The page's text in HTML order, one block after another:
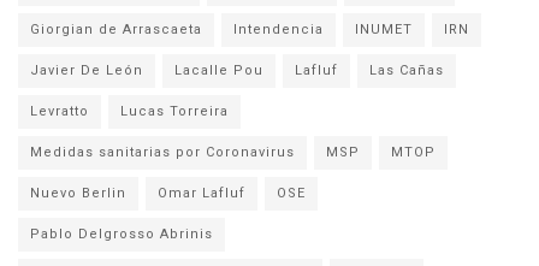
Giorgian de Arrascaeta Intendencia INUMET IRN
Javier De León Lacalle Pou Lafluf Las Cañas
Levratto Lucas Torreira
Medidas sanitarias por Coronavirus MSP MTOP
Nuevo Berlin Omar Lafluf OSE
Pablo Delgrosso Abrinis